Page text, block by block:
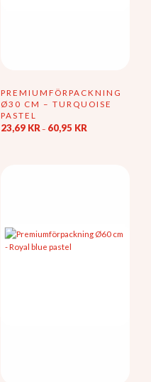
PREMIUMFÖRPACKNING
Ø30 CM – TURQUOISE
PASTEL
23,69 KR – 60,95 KRPrisintervall:
olika
alternativen